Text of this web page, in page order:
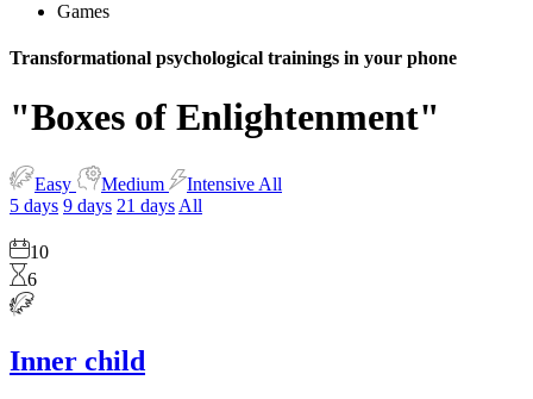
Games
Transformational psychological trainings in your phone
"Boxes of Enlightenment"
Easy Medium Intensive All
5 days 9 days 21 days All
10
6
Inner child